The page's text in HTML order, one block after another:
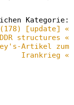
Kategorie:
[update] «
structures «
Artikel zum
Irankrieg «